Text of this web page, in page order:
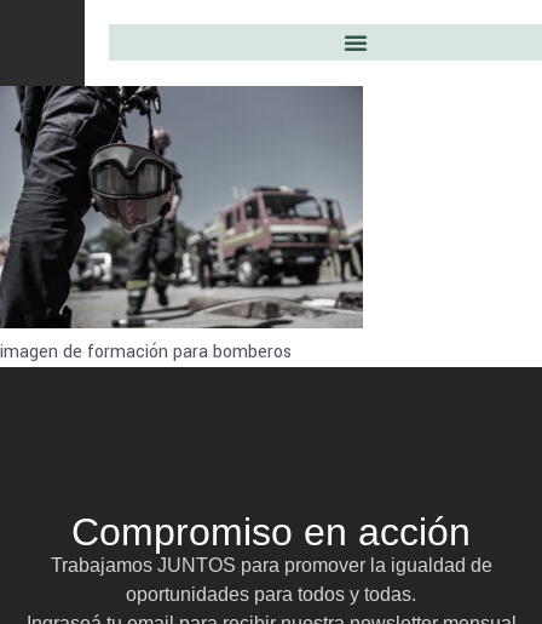
imagen de formación para bomberos
Compromiso en acción
Trabajamos JUNTOS para promover la igualdad de
oportunidades para todos y todas.